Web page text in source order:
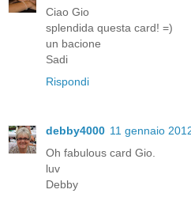
Ciao Gio
splendida questa card! =)
un bacione
Sadi
Rispondi
debby4000 11 gennaio
Oh fabulous card Gio.
luv
Debby